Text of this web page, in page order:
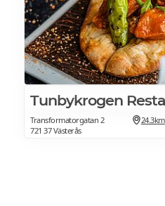
Tunbykrogen
Transformatorgatan 2
721 37 Västerås
24.3km